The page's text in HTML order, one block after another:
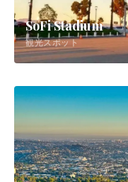
SoFi Stadium
観光スポット